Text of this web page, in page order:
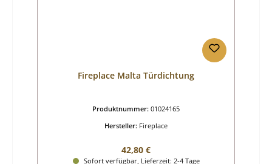
Fireplace Malta Türdichtung
Produktnummer: 01024165
Hersteller: Fireplace
Regulärer Preis:
42,80 €
Sofort verfügbar, Lieferzeit: 2-4 Tage